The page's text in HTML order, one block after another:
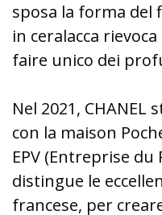
sposa la forma del
in ceralacca
faire unico dei
Nel 2021,
con la maison
EPV (Entreprise
distingue le
francese, per